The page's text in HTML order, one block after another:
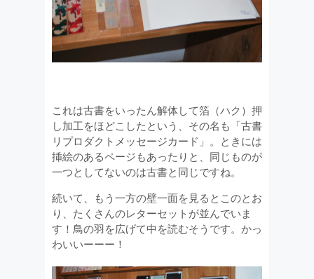
これは古書をいったん解体して箔（ハク）押
し加工をほどこしたという、その名も「古書
リプロダクトメッセージカード」。ときには
挿絵のあるページもあったりと、同じものが
一つとしてないのは古書と同じですね。
続いて、もう一方の壁一面を見るとこのとお
り、たくさんのレターセットが並んでいま
す！鳥の羽を広げて中を読むそうです。かっ
わいいーーー！